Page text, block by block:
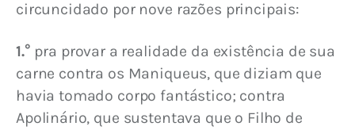
circuncidado por nove razões principais:
1.° pra provar a realidade da existência de sua
carne contra os Maniqueus, que diziam que
havia tomado corpo fantástico; contra
Apolinário, que sustentava que o Filho de